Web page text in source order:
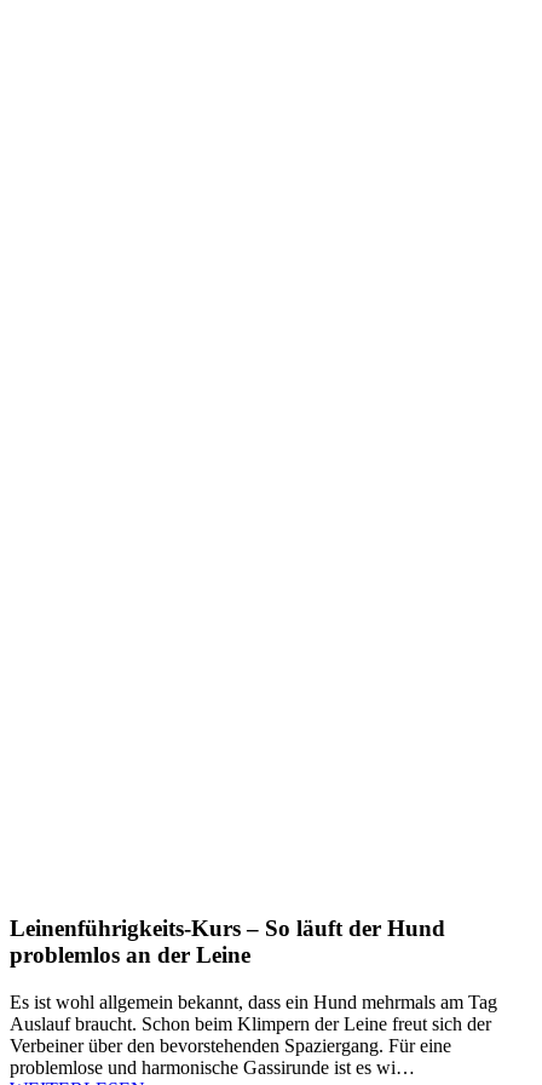
Leinenführigkeits-Kurs – So läuft der Hund
problemlos an der Leine
Es ist wohl allgemein bekannt, dass ein Hund mehrmals am Tag
Auslauf braucht. Schon beim Klimpern der Leine freut sich der
Verbeiner über den bevorstehenden Spaziergang. Für eine
problemlose und harmonische Gassirunde ist es wi…